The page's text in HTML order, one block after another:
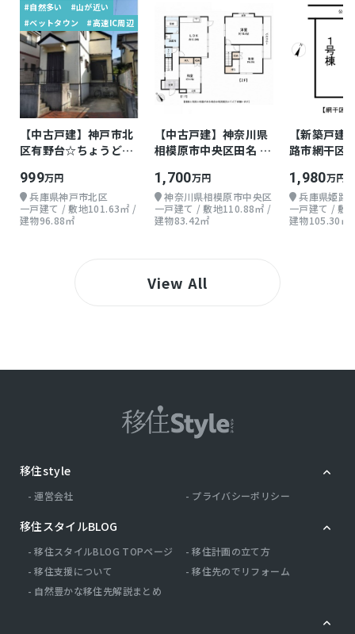
納豊富
〇約２０帖のLDK
〇人気のカウンターキッチン
〇周辺環境充実生活至便
★鶴見緑地すぐ！★
ぜひご案内下さい！
取引態様 仲介
#自然多い
#山が近い
#ベットタウン
#高速IC周辺
【中古戸建】神戸市北
区有野台☆ちょうどよ
999万円
兵庫県神戸市北区
一戸建て / 敷地101.63㎡ /
建物96.88㎡
【中古戸建】神奈川県
相模原市中央区田名 木
1,700万円
神奈川県相模原市中央区
一戸建て / 敷地110.88㎡ /
建物83.42㎡
【新築戸建
路市網干区
1,980万円
兵庫県姫路
一戸建て / 敷
建物105.30㎡
View All
移住style
運営会社 プライバシーポリシー
移住スタイルBLOG
移住スタイルBLOG TOPページ
移住計画の立て方
移住支援について
移住先のでリフォーム
自然豊かな移住先解説まとめ